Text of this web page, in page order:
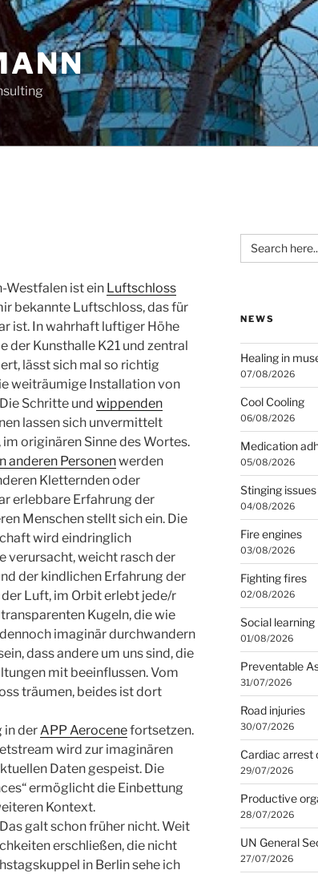
Westfalen ist ein Luftschloss
bekannte Luftschloss, das für
ist. In wahrhaft luftiger Höhe
der Kunsthalle K21 und zentral
lässt sich mal so richtig
weiträumige Installation von
Schritte und wippenden
lassen sich unvermittelt
originären Sinne des Wortes.
anderen Personenwerden
Kletternden oder
erlebbare Erfahrung der
Menschen stellt sich ein. Die
wird eindringlich
verursacht, weicht rasch der
der kindlichen Erfahrung der
Luft, im Orbit erlebt jede/r
Kugeln, die wie
imaginär durchwandern
dass andere um uns sind, die
mit beeinflussen. Vom
träumen, beides ist dort
in derAPP Aerocenefortsetzen.
wird zur imaginären
Daten gespeist. Die
ermöglicht die Einbettung
Kontext.
galt schon früher nicht. Weit
erschließen, die nicht
in Berlin sehe ich
Search
for:
NEWS
Healing in
07/08/2026
Cool Cooling
06/08/2026
Medication
05/08/2026
Stinging issues
04/08/2026
Fire engines
03/08/2026
Fighting fires
02/08/2026
Social learning
01/08/2026
Preventable
31/07/2026
Road injuries
30/07/2026
Cardiac arrest
29/07/2026
Productive
28/07/2026
UN General
27/07/2026